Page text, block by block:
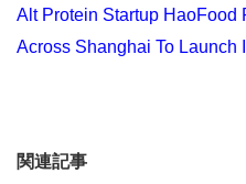
Alt Protein Startup HaoFood
Across Shanghai To Launch
関連記事